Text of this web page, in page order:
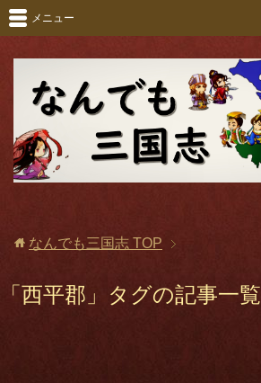
メニュー
なんでも三国志 TOP
「西平郡」タグの記事一覧